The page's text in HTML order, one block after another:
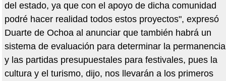
del estado, ya que con el apoyo de dicha comunidad
podré hacer realidad todos estos proyectos", expresó
Duarte de Ochoa al anunciar que también habrá un
sistema de evaluación para determinar la permanencia
y las partidas presupuestales para festivales, pues la
cultura y el turismo, dijo, nos llevarán a los primeros